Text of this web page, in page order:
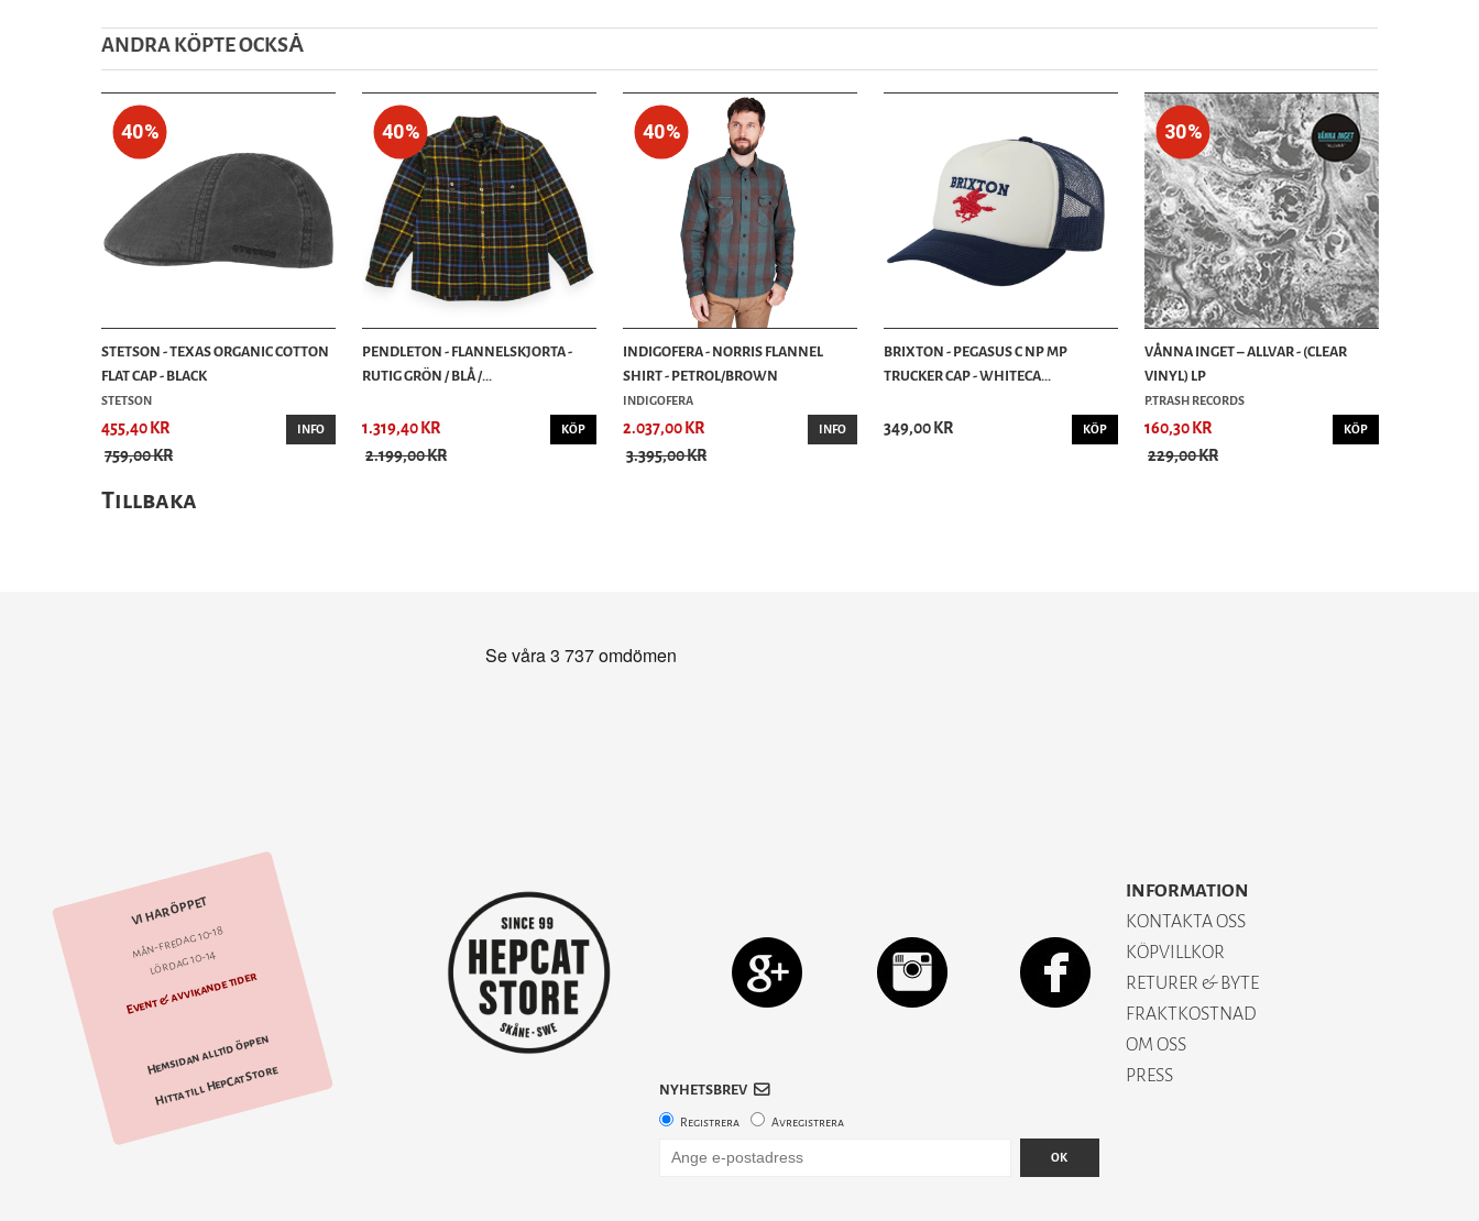
ANDRA KÖPTE OCKSȦ
40%
STETSON - TEXAS ORGANIC COTTON
FLAT CAP - BLACK
STETSON
455,40 KR
759,00 KR
INFO
40%
PENDLETON - FLANNELSKJORTA -
RUTIG GRÖN / BLÅ /...
1.319,40 KR
2.199,00 KR
KÖP
40%
INDIGOFERA - NORRIS FLANNEL
SHIRT - PETROL/BROWN
INDIGOFERA
2.037,00 KR
3.395,00 KR
INFO
BRIXTON - PEGASUS C NP MP
TRUCKER CAP - WHITECA...
349,00 KR KÖP
30%
VÅNNA INGET – ALLVAR - (CLEAR
VINYL) LP
P.TRASH RECORDS
160,30 KR
229,00 KR
KÖP
Tillbaka
VI HAR ÖPPET
mån-fredag 10-18
lördag 10-14
Event & avvikande tider
Hemsidan alltid öppen
Hitta till HepCat Store
INFORMATION
KONTAKTA OSS
KÖPVILLKOR
RETURER & BYTE
FRAKTKOSTNAD
OM OSS
PRESS
NYHETSBREV
Registrera Avregistrera
OK